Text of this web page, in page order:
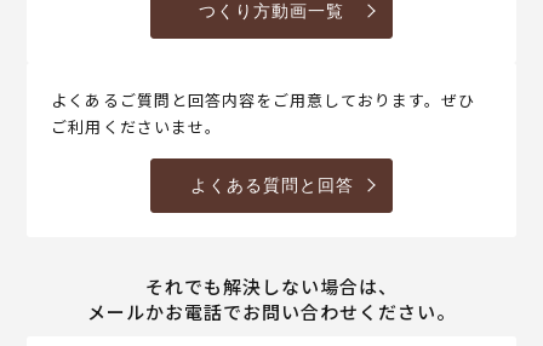
つくり方動画一覧
よくあるご質問と回答内容をご用意しております。ぜひ
ご利用くださいませ。
よくある質問と回答
それでも解決しない場合は、
メールかお電話でお問い合わせください。